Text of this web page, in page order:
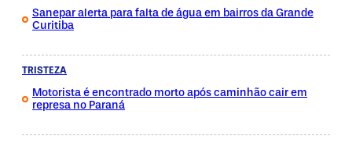
Sanepar alerta para falta de água em bairros da Grande
Curitiba
TRISTEZA
Motorista é encontrado morto após caminhão cair em
represa no Paraná